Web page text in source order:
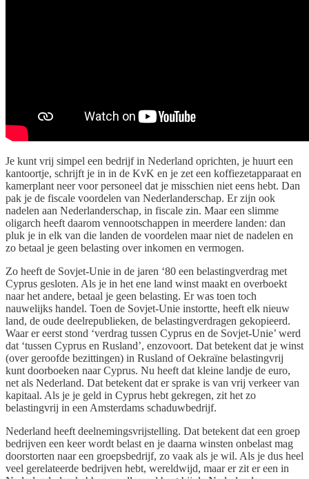
Je kunt vrij simpel een bedrijf in Nederland oprichten, je huurt een
kantoortje, schrijft je in in de KvK en je zet een koffiezetapparaat en
kamerplant neer voor personeel dat je misschien niet eens hebt. Dan
pak je de fiscale voordelen van Nederlanderschap. Er zijn ook
nadelen aan Nederlanderschap, in fiscale zin. Maar een slimme
oligarch heeft daarom vennootschappen in meerdere landen: dan
pluk je in elk van die landen de voordelen maar niet de nadelen en
zo betaal je geen belasting over inkomen en vermogen.
Zo heeft de Sovjet-Unie in de jaren ‘80 een belastingverdrag met
Cyprus gesloten. Als je in het ene land winst maakt en overboekt
naar het andere, betaal je geen belasting. Er was toen toch
nauwelijks handel. Toen de Sovjet-Unie instortte, heeft elk nieuw
land, de oude deelrepublieken, de belastingverdragen gekopieerd.
Waar er eerst stond ‘verdrag tussen Cyprus en de Sovjet-Unie’ werd
dat ‘tussen Cyprus en Rusland’, enzovoort. Dat betekent dat je winst
(over geroofde bezittingen) in Rusland of Oekraïne belastingvrij
kunt doorboeken naar Cyprus. Nu heeft dat kleine landje de euro,
net als Nederland. Dat betekent dat er sprake is van vrij verkeer van
kapitaal. Als je je geld in Cyprus hebt gekregen, zit het zo
belastingvrij in een Amsterdams schaduwbedrijf.
Nederland heeft deelnemingsvrijstelling. Dat betekent dat een groep
bedrijven een keer wordt belast en je daarna winsten onbelast mag
doorstorten naar een groepsbedrijf, zo vaak als je wil. Als je dus heel
veel gerelateerde bedrijven hebt, wereldwijd, maar er zit er een in